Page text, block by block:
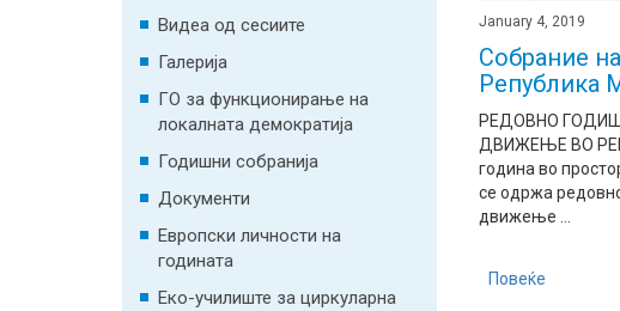
Видеа од сесиите
Галерија
ГО за функционирање на
локалната демократија
Годишни собранија
Документи
Европски личности на
годината
Еко-училиште за циркуларна
January 4, 2019
Собрание
Република
РЕДОВНО
ДВИЖЕЊЕ ВО
година во
се одржа
движење ...
Повеќе